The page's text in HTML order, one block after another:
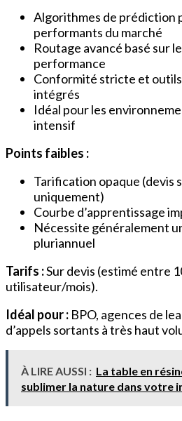
Algorithmes de prédiction
performants du marché
Routage avancé basé sur
performance
Conformité stricte et
intégrés
Idéal pour les
intensif
Points faibles :
Tarification opaque (devis
uniquement)
Courbe d’apprentissage
Nécessite généralement
pluriannuel
Tarifs :Sur devis (estimé entre
utilisateur/mois).
Idéal pour : BPO, agences de
d’appels sortants à très haut
À LIRE AUSSI : La table en
sublimer la nature dans votre